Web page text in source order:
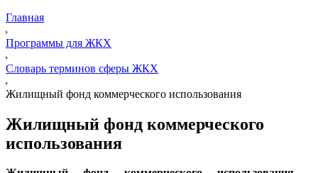
Главная
Программы для ЖКХ
Словарь терминов сферы ЖКХ
Жилищный фонд коммерческого использования
Жилищный фонд коммерческого
использования